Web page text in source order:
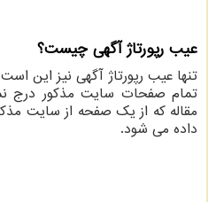
عیب رپورتاژ آگهی چیست؟
تنها عیب رپورتاژ آگهی نیز این
تمام صفحات سایت مذکور درج
مقاله که از یک صفحه از سایت
داده می شود.